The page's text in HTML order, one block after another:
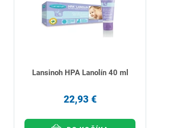
Lansinoh HPA Lanolín 40 ml
22,93 €